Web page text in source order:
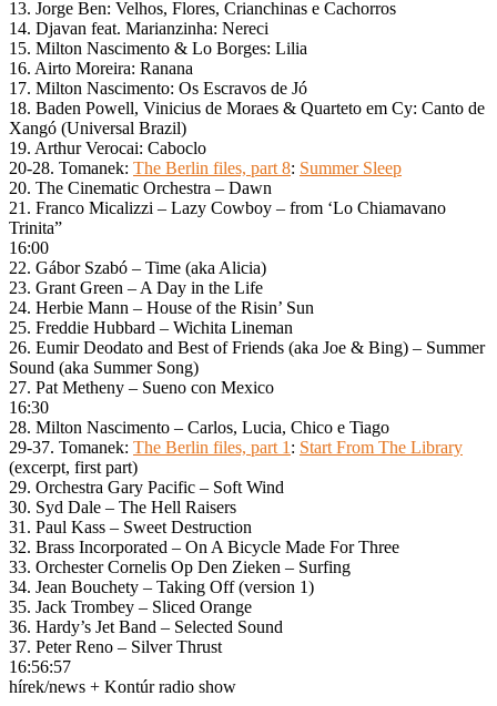
13. Jorge Ben: Velhos, Flores, Crianchinas e Cachorros
14. Djavan feat. Marianzinha: Nereci
15. Milton Nascimento & Lo Borges: Lilia
16. Airto Moreira: Ranana
17. Milton Nascimento: Os Escravos de Jó
18. Baden Powell, Vinicius de Moraes & Quarteto em Cy: Canto de
Xangó (Universal Brazil)
19. Arthur Verocai: Caboclo
20-28. Tomanek: The Berlin files, part 8: Summer Sleep
20. The Cinematic Orchestra – Dawn
21. Franco Micalizzi – Lazy Cowboy – from ‘Lo Chiamavano
Trinita”
16:00
22. Gábor Szabó – Time (aka Alicia)
23. Grant Green – A Day in the Life
24. Herbie Mann – House of the Risin’ Sun
25. Freddie Hubbard – Wichita Lineman
26. Eumir Deodato and Best of Friends (aka Joe & Bing) – Summer
Sound (aka Summer Song)
27. Pat Metheny – Sueno con Mexico
16:30
28. Milton Nascimento – Carlos, Lucia, Chico e Tiago
29-37. Tomanek: The Berlin files, part 1 : Start From The Library
(excerpt, first part)
29. Orchestra Gary Pacific – Soft Wind
30. Syd Dale – The Hell Raisers
31. Paul Kass – Sweet Destruction
32. Brass Incorporated – On A Bicycle Made For Three
33. Orchester Cornelis Op Den Zieken – Surfing
34. Jean Bouchety – Taking Off (version 1)
35. Jack Trombey – Sliced Orange
36. Hardy’s Jet Band – Selected Sound
37. Peter Reno – Silver Thrust
16:56:57
hírek/news + Kontúr radio show